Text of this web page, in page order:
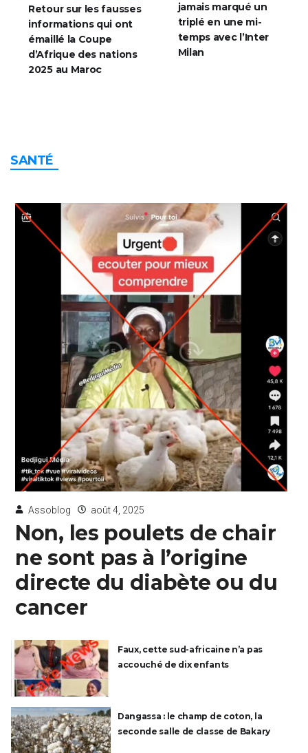
Retour sur les fausses
informations qui ont
émaillé la Coupe
d’Afrique des nations
2025 au Maroc
jamais marqué un
triplé en une mi-
temps avec l’Inter
Milan
SANTÉ
Assoblog août 4, 2025
Non, les poulets de chair
ne sont pas à l’origine
directe du diabète ou du
cancer
Faux, cette sud-africaine n’a pas
accouché de dix enfants
Dangassa : le champ de coton, la
seconde salle de classe de Bakary